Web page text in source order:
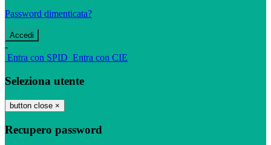
Password dimenticata?
-
Entra con SPID Entra con CIE
Seleziona utente
button close ×
Recupero password